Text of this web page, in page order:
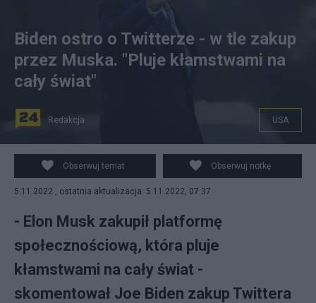
Prezydent Joe Biden nie jest wielkim fanem Twittera.
Fot. PAP/EPA
Biden ostro o Twitterze - w tle zakup
przez Muska. "Pluje kłamstwami na
cały świat"
Redakcja USA
Obserwuj temat Obserwuj notkę
5.11.2022 , ostatnia aktualizacja: 5.11.2022, 07:37
- Elon Musk zakupił platformę
społecznościową, która pluje
kłamstwami na cały świat -
skomentował Joe Biden zakup Twittera